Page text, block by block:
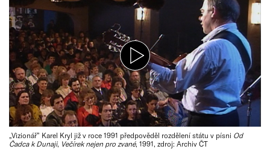
„Vizionář” Karel Kryl již v roce 1991 předpověděl rozdělení státu v písni Od
Čadca k Dunaji, Večírek nejen pro zvané, 1991, zdroj: Archiv ČT